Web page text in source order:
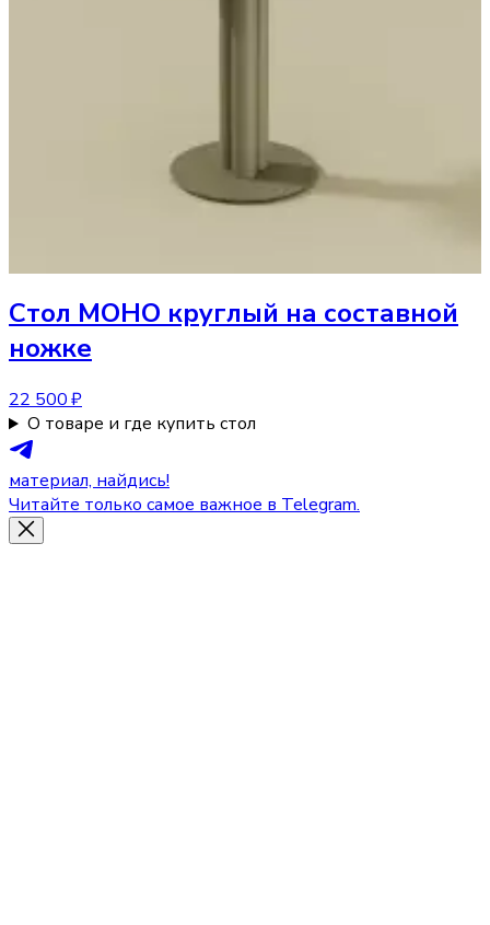
Стол МОНО круглый на составной
ножке
22 500 ₽
О товаре и где купить стол
материал, найдись!
Читайте только самое важное в Telegram.